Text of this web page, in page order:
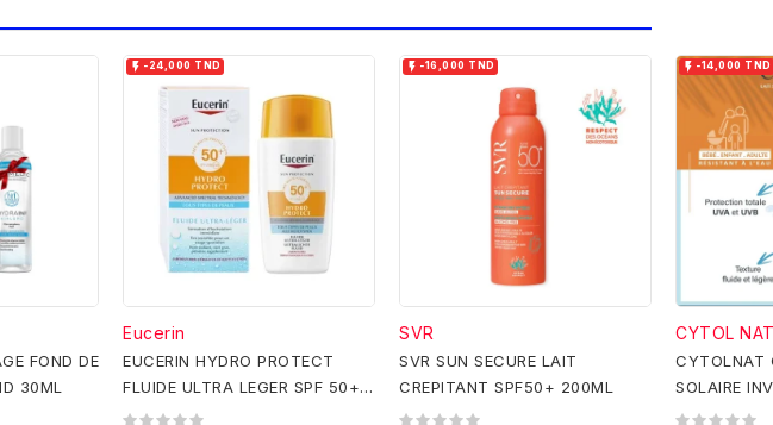
FOND DE
30ML
 -24,000 TND
Eucerin
EUCERIN HYDRO PROTECT
FLUIDE ULTRA LEGER SPF 50+
50ML
 -16,000 TND
SVR
SVR SUN SECURE LAIT
CREPITANT SPF50+ 200ML
 -14,000 TND
CYTOL
CYTOLNAT
SOLAIRE
200ML